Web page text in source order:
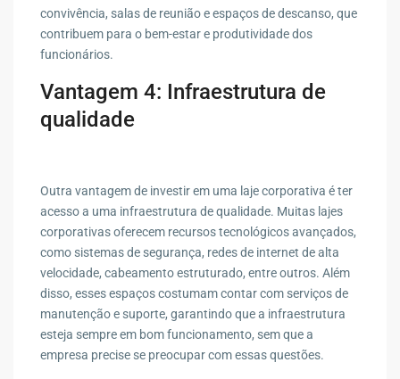
convivência, salas de reunião e espaços de descanso, que
contribuem para o bem-estar e produtividade dos
funcionários.
Vantagem 4: Infraestrutura de
qualidade
Outra vantagem de investir em uma laje corporativa é ter
acesso a uma infraestrutura de qualidade. Muitas lajes
corporativas oferecem recursos tecnológicos avançados,
como sistemas de segurança, redes de internet de alta
velocidade, cabeamento estruturado, entre outros. Além
disso, esses espaços costumam contar com serviços de
manutenção e suporte, garantindo que a infraestrutura
esteja sempre em bom funcionamento, sem que a
empresa precise se preocupar com essas questões.